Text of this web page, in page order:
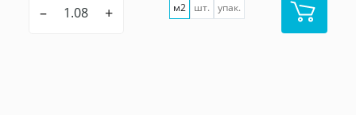
– + м2 шт. упак.